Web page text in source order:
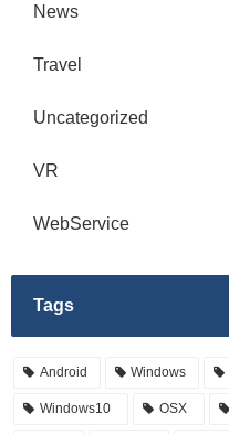
News
Travel
Uncategorized
VR
WebService
Tags
Android Windows
Windows10 OSX